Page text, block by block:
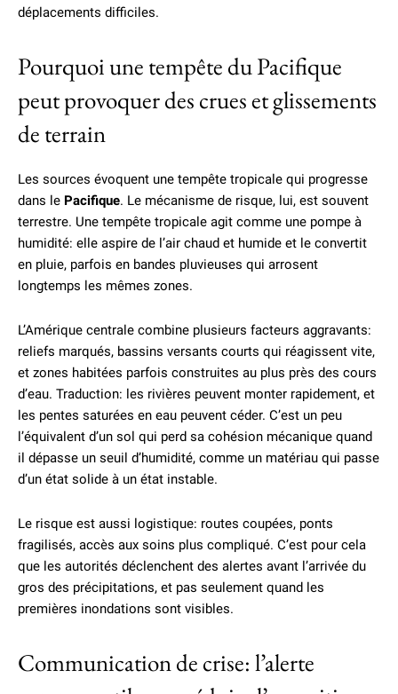
déplacements difficiles.
Pourquoi une tempête du Pacifique
peut provoquer des crues et glissements
de terrain
Les sources évoquent une tempête tropicale qui progresse
dans le Pacifique. Le mécanisme de risque, lui, est souvent
terrestre. Une tempête tropicale agit comme une pompe à
humidité: elle aspire de l’air chaud et humide et le convertit
en pluie, parfois en bandes pluvieuses qui arrosent
longtemps les mêmes zones.
L’Amérique centrale combine plusieurs facteurs aggravants:
reliefs marqués, bassins versants courts qui réagissent vite,
et zones habitées parfois construites au plus près des cours
d’eau. Traduction: les rivières peuvent monter rapidement, et
les pentes saturées en eau peuvent céder. C’est un peu
l’équivalent d’un sol qui perd sa cohésion mécanique quand
il dépasse un seuil d’humidité, comme un matériau qui passe
d’un état solide à un état instable.
Le risque est aussi logistique: routes coupées, ponts
fragilisés, accès aux soins plus compliqué. C’est pour cela
que les autorités déclenchent des alertes avant l’arrivée du
gros des précipitations, et pas seulement quand les
premières inondations sont visibles.
Communication de crise: l’alerte